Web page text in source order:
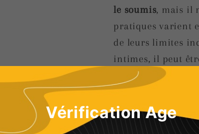
le soumis, mais il
pratiques varient
de leurs limites
intimes, il peut
tels qu'un
signifier son rôle
La laisse, reliée
touche
Vérification Age